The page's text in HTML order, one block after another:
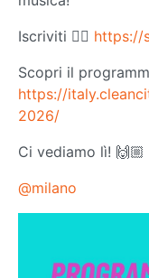
Iscriviti 👉🏻 https://
Scopri il
https://
2026/
Ci vediamo lì! 🙌🏼
@milano